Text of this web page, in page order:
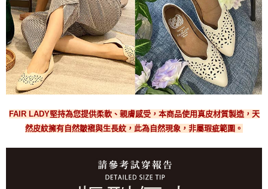
FAIR LADY堅持為您提供柔軟、親膚感受，本商品使用真皮材質製造，天
然皮紋擁有自然皺褶與生長紋，此為自然現象，非屬瑕疵範圍。